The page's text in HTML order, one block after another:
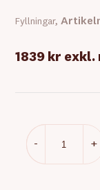
Fyllningar,
1839 kr exkl.
- +